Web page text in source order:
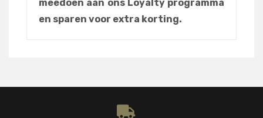
meedoen aan ons Loyalty programma
en sparen voor extra korting.